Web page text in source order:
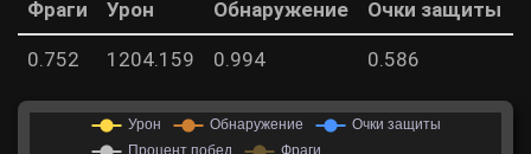
Фраги Урон Обнаружение Очки защиты
0.752 1204.159 0.994 0.586